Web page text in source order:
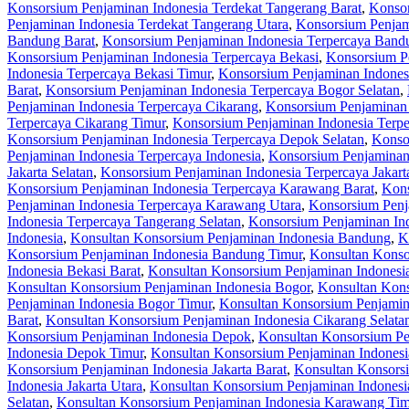
Konsorsium Penjaminan Indonesia Terdekat Tangerang Barat,
Penjaminan Indonesia Terdekat Tangerang Utara, Konsorsium
Bandung Barat, Konsorsium Penjaminan Indonesia Terpercaya
Konsorsium Penjaminan Indonesia Terpercaya Bekasi, Konsorsium
Indonesia Terpercaya Bekasi Timur, Konsorsium Penjaminan
Barat, Konsorsium Penjaminan Indonesia Terpercaya Bogor Selatan,
Penjaminan Indonesia Terpercaya Cikarang, Konsorsium
Terpercaya Cikarang Timur, Konsorsium Penjaminan Indonesia
Konsorsium Penjaminan Indonesia Terpercaya Depok Selatan,
Penjaminan Indonesia Terpercaya Indonesia, Konsorsium
Jakarta Selatan, Konsorsium Penjaminan Indonesia Terpercaya
Konsorsium Penjaminan Indonesia Terpercaya Karawang Barat,
Penjaminan Indonesia Terpercaya Karawang Utara, Konsorsium
Indonesia Terpercaya Tangerang Selatan, Konsorsium Penjaminan
Indonesia, Konsultan Konsorsium Penjaminan Indonesia Bandung,
Konsorsium Penjaminan Indonesia Bandung Timur, Konsultan
Indonesia Bekasi Barat, Konsultan Konsorsium Penjaminan
Konsultan Konsorsium Penjaminan Indonesia Bogor, Konsultan
Penjaminan Indonesia Bogor Timur, Konsultan Konsorsium
Barat, Konsultan Konsorsium Penjaminan Indonesia Cikarang
Konsorsium Penjaminan Indonesia Depok, Konsultan Konsorsium
Indonesia Depok Timur, Konsultan Konsorsium Penjaminan
Konsorsium Penjaminan Indonesia Jakarta Barat, Konsultan
Indonesia Jakarta Utara, Konsultan Konsorsium Penjaminan
Selatan, Konsultan Konsorsium Penjaminan Indonesia Karawang